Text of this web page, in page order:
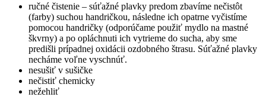
ručné čistenie – súťažné plavky predom zbavíme nečistôt
(farby) suchou handričkou, následne ich opatrne vyčistíme
pomocou handričky (odporúčame použiť mydlo na mastné
škvrny) a po opláchnuti ich vytrieme do sucha, aby sme
predišli prípadnej oxidácii ozdobného štrasu. Súťažné plavky
necháme voľne vyschnúť.
nesušiť v sušičke
nečistiť chemicky
nežehliť